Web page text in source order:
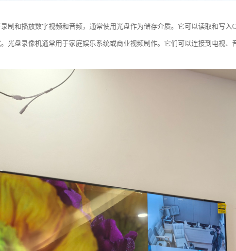
制和播放数字视频和音频，通常使用光盘作为储存介质。它可以读取和写入
光盘录像机通常用于家庭娱乐系统或商业视频制作。它们可以连接到电视、